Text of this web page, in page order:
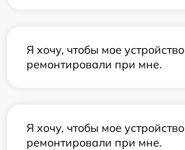
Я хочу, чтобы мое устройство
ремонтировали при мне.
Я хочу, чтобы мое устройство
ремонтировали при мне.